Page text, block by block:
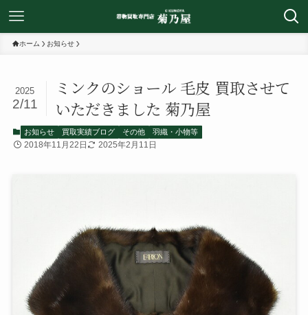
ホーム お知らせ
ミンクのショール 毛皮 買取させて
いただきました 菊乃屋
2025
2/11
お知らせ 買取実績ブログ その他 羽織・小物等
2018年11月22日 2025年2月11日